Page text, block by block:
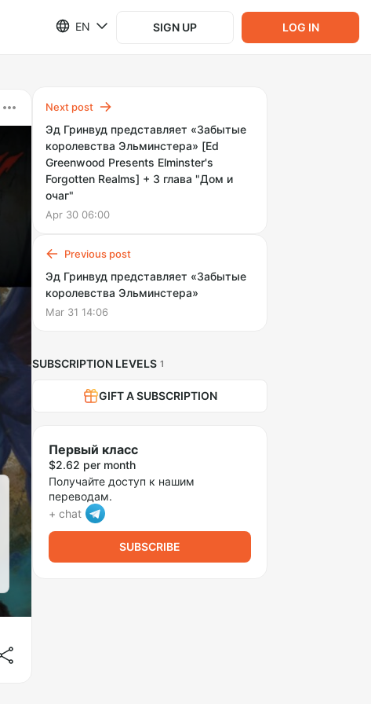
EN SIGN UP LOG IN
Next post
Эд Гринвуд представляет «Забытые
королевства Эльминстера» [Ed
Greenwood Presents Elminster's
Forgotten Realms] + 3 глава "Дом и
очаг"
Apr 30 06:00
Previous post
Эд Гринвуд представляет «Забытые
королевства Эльминстера»
Mar 31 14:06
SUBSCRIPTION LEVELS 1
GIFT A SUBSCRIPTION
Первый класс
$2.62 per month
Получайте доступ к нашим
переводам.
+ chat
SUBSCRIBE